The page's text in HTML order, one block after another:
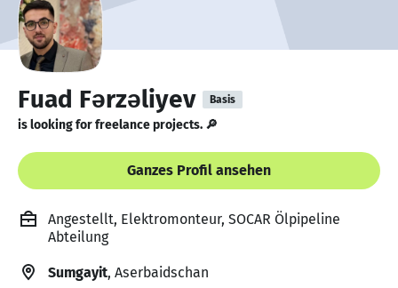
Fuad Fərzəliyev Basis
is looking for freelance projects. 🔎
Ganzes Profil ansehen
Angestellt, Elektromonteur, SOCAR Ölpipeline
Abteilung
Sumgayit, Aserbaidschan